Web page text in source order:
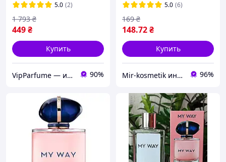
5.0 (2)
449₴
1 793 ₴
Купить
VipParfume — интернет-магазин парфюмерии и косметики 90%
5.0 (6)
148.72₴
169 ₴
Купить
Mir-kosmetik интернет-магазин оптовых продаж 96%